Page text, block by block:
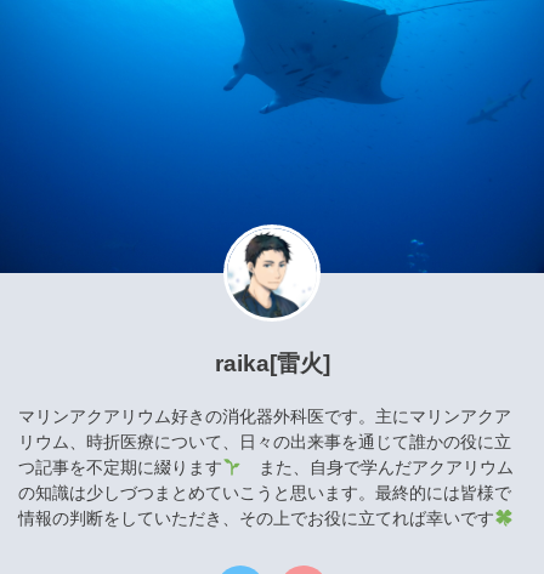
raika[雷火]
マリンアクアリウム好きの消化器外科医です。主にマリンアクア
リウム、時折医療について、日々の出来事を通じて誰かの役に立
つ記事を不定期に綴ります
また、自身で学んだアクアリウム
の知識は少しづつまとめていこうと思います。最終的には皆様で
情報の判断をしていただき、その上でお役に立てれば幸いです